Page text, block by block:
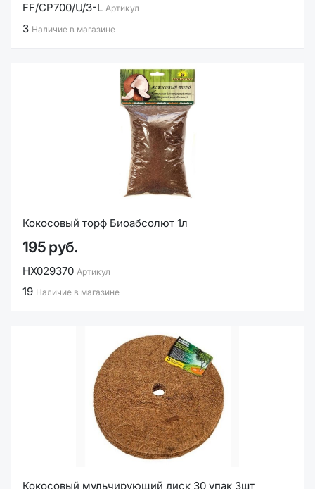
FF/CP700/U/3-L Артикул
3 Наличие в магазине
Кокосовый торф Биоабсолют 1л
195 руб.
НХ029370 Артикул
19 Наличие в магазине
Кокосовый мульчирующий диск 30 упак 3шт